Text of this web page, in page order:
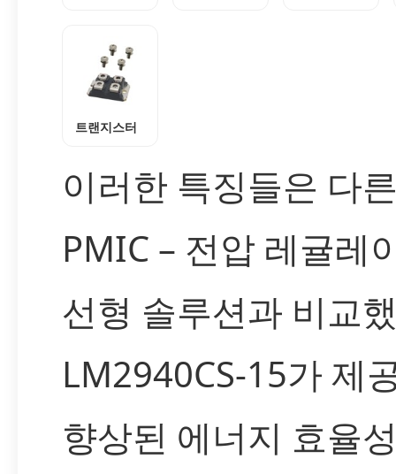
트랜지스터
이러한 특징들은 다
PMIC – 전압 레귤레
선형 솔루션과 비교
LM2940CS-15가 제
향상된 에너지 효율